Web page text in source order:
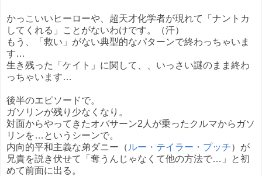
かっこいいヒーローや、超天才化学者が現れて「ナントカ
してくれる」ことがないわけです。（汗）
もう、「救い」がない典型的なパターンで終わっちゃいま
す…
生き残った「ケイト」に関して、、いっさい謎のまま終わ
っちゃいます…
後半のエピソードで。
ガソリンが残り少なくなり。
対面からやってきたオバサーン2人が乗ったクルマからガソ
リンを…というシーンで。
内向的平和主義な弟ダニー（ ルー・テイラー・プッチ）が
兄貴を説き伏せて「奪うんじゃなくて他の方法で…」と初
めて前面に出る。